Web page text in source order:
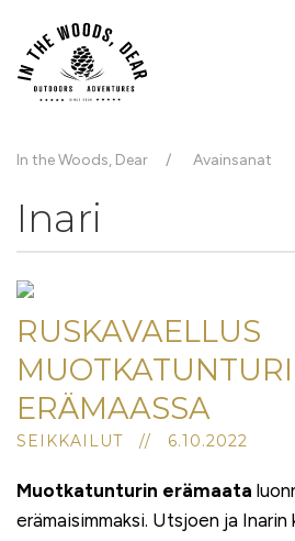
In the Woods, Dear Avainsanat
Inari
RUSKAVAELLUS
ERÄMAASSA
SEIKKAILUT // 6.10.2022
Muotkatunturin erämaata
erämaisimmaksi. Utsjoen ja Inarin